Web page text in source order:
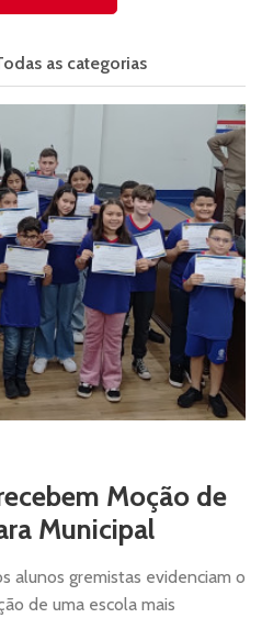
as categorias
Moção de
Municipal
alunos gremistas evidenciam o
de uma escola mais